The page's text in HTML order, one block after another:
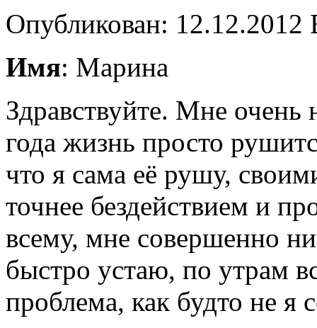
Опубликован:
Имя: Марина
Здравствуйте. Мне
года жизнь просто
что я сама её рушу,
точнее бездействием и
всему, мне совершенно
быстро устаю, по утрам
проблема, как будто не я